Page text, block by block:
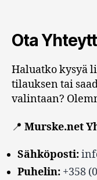
Ota
Haluatko kysyä
tilauksen tai
valintaan?
📍 Murske.net
Sähköposti:
Puhelin: +358